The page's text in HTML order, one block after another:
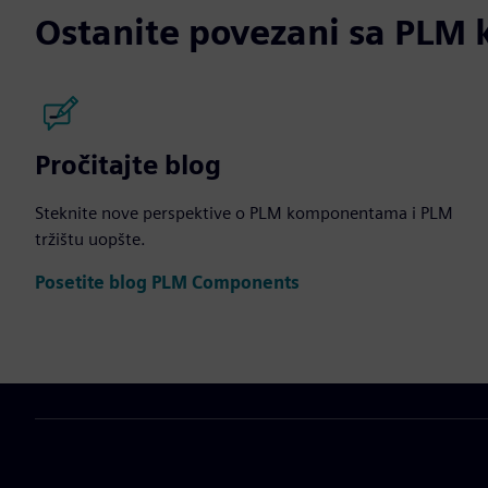
Ostanite povezani sa PLM
Pročitajte blog
Steknite nove perspektive o PLM komponentama i PLM
tržištu uopšte.
Posetite blog PLM Components